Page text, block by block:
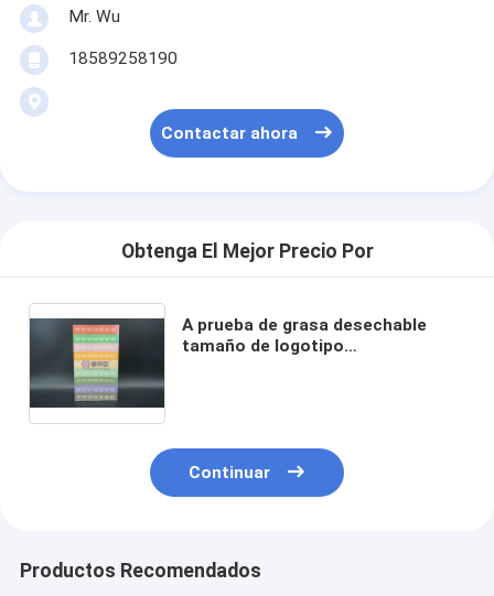
Mr. Wu
18589258190
Contactar ahora
Obtenga El Mejor Precio Por
A prueba de grasa desechable
tamaño de logotipo
Continuar
Productos Recomendados